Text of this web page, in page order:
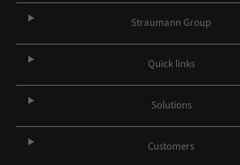
Straumann Group
Quick links
Solutions
Customers